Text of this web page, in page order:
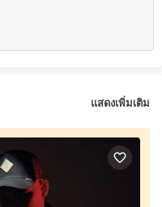
แสดงเพิ่มเติม